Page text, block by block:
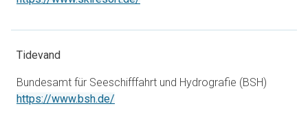
Tidevand
Bundesamt für Seeschifffahrt und Hydrografie (BSH)
https://www.bsh.de/